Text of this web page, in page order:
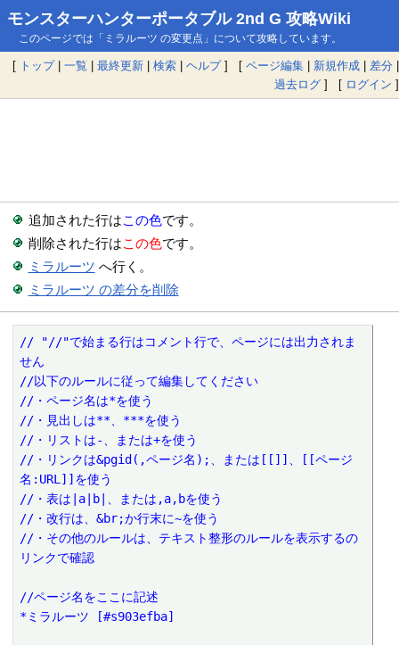
モンスターハンターポータブル 2nd G 攻略Wiki
このページでは「ミラルーツ の変更点」について攻略しています。
[ トップ| 一覧 | 最終更新 | 検索 | ヘルプ] [ ページ編集 | 新規作成 | 差分 |
過去ログ ] [ ログイン ]
追加された行はこの色です。
削除された行はこの色です。
ミラルーツ へ行く。
ミラルーツ の差分を削除
// "//"で始まる行はコメント行で、ページには出力されま
せん
//以下のルールに従って編集してください
//・ページ名は*を使う
//・見出しは**、***を使う
//・リストは-、または+を使う
//・リンクは&pgid(,ページ名);、または[[]]、[[ページ
名:URL]]を使う
//・表は|a|b|、または,a,bを使う
//・改行は、&br;か行末に~を使う
//・その他のルールは、テキスト整形のルールを表示するの
リンクで確認
//ページ名をここに記述
*ミラルーツ [#s903efba]